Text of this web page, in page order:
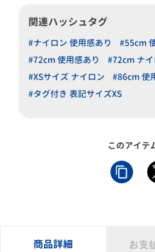
関連ハッシュタグ
#ナイロン 使用感あり #55cm
#72cm 使用感あり
#72cm ナイ
#XSサイズ ナイロン
#86cm 使
#タグ付き 表記サイズXS
このアイテ
商品詳細 お支